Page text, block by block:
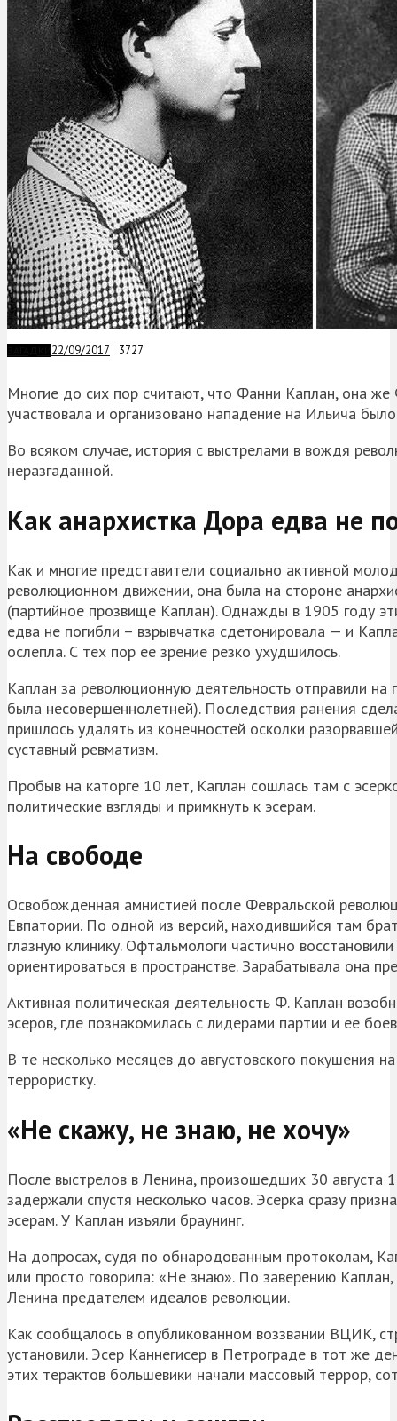
22/09/2017 3727
Многие до сих пор считают, что Фанни Каплан, она
участвовала и организовано нападение на Ильича
Во всяком случае, история с выстрелами в вождя
неразгаданной.
Как анархистка Дора едва не
Как и многие представители социально активной
революционном движении, она была на стороне
(партийное прозвище Каплан). Однажды в 1905 году
едва не погибли – взрывчатка сдетонировала — и
ослепла. С тех пор ее зрение резко ухудшилось.
Каплан за революционную деятельность отправили
была несовершеннолетней). Последствия ранения
пришлось удалять из конечностей осколки
суставный ревматизм.
Пробыв на каторге 10 лет, Каплан сошлась там с
политические взгляды и примкнуть к эсерам.
На свободе
Освобожденная амнистией после Февральской
Евпатории. По одной из версий, находившийся там
глазную клинику. Офтальмологи частично
ориентироваться в пространстве. Зарабатывала она
Активная политическая деятельность Ф. Каплан
эсеров, где познакомилась с лидерами партии и ее
В те несколько месяцев до августовского
террористку.
«Не скажу, не знаю, не хочу»
После выстрелов в Ленина, произошедших 30 августа
задержали спустя несколько часов. Эсерка сразу
эсерам. У Каплан изъяли браунинг.
На допросах, судя по обнародованным протоколам,
или просто говорила: «Не знаю». По заверению
Ленина предателем идеалов революции.
Как сообщалось в опубликованном воззвании ВЦИК,
установили. Эсер Каннегисер в Петрограде в тот же
этих терактов большевики начали массовый террор,